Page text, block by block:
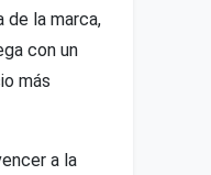
de la marca,
con un
más
a la